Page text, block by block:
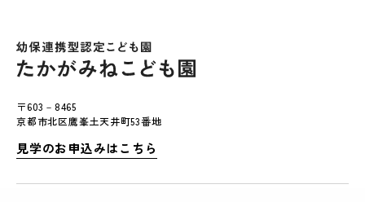
〒603－8465
京都市北区鷹峯土天井町53番地
見学のお申込みはこちら